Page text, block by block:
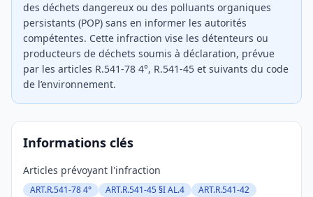
des déchets dangereux ou des polluants organiques
persistants (POP) sans en informer les autorités
compétentes. Cette infraction vise les détenteurs ou
producteurs de déchets soumis à déclaration, prévue
par les articles R.541-78 4°, R.541-45 et suivants du code
de l’environnement.
Informations clés
Articles prévoyant l'infraction
ART.R.541-78 4° ART.R.541-45 §I AL.4
ART.R.541-42